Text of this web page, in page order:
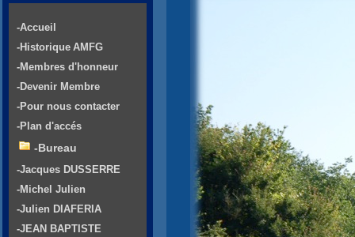
-Accueil
-Historique AMFG
-Membres d'honneur
-Devenir Membre
-Pour nous contacter
-Plan d'accés
-Bureau
-Jacques DUSSERRE
-Michel Julien
-Julien DIAFERIA
-JEAN BAPTISTE